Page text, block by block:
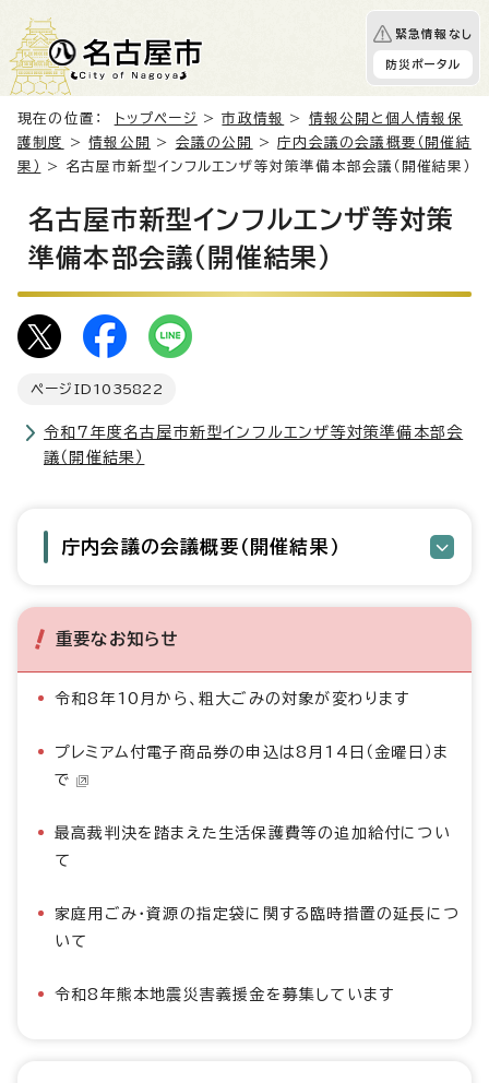
緊急情報なし
防災ポータル
現在の位置： トップページ >市政情報 > 情報公開と個人情報保
護制度
>情報公開 > 会議の公開 >庁内会議の会議概要（開催結
果）
> 名古屋市新型インフルエンザ等対策準備本部会議（開催結果）
名古屋市新型インフルエンザ等対策
準備本部会議（開催結果）
ページID 1035822
令和7年度名古屋市新型インフルエンザ等対策準備本部会
議（開催結果）
庁内会議の会議概要（開催結果）
重要なお知らせ
令和8年10月から、粗大ごみの対象が変わります
プレミアム付電子商品券の申込は8月14日（金曜日）ま
で
最高裁判決を踏まえた生活保護費等の追加給付につい
て
家庭用ごみ・資源の指定袋に関する臨時措置の延長につ
いて
令和8年熊本地震災害義援金を募集しています